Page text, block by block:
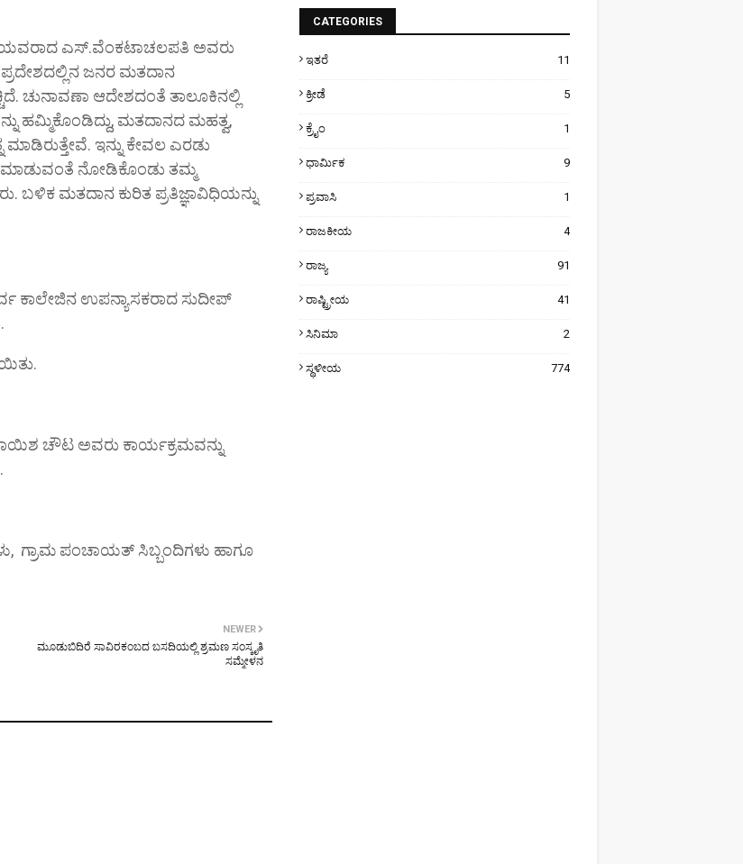
ಎಸ್.‌ವೆಂಕಟಾಚಲಪತಿ ಅವರು
ಜನರ ಮತದಾನ
ಚುನಾವಣಾ ಆದೇಶದಂತೆ ತಾಲೂಕಿನಲ್ಲಿ
ಹಮ್ಮಿಕೊಂಡಿದ್ದು, ಮತದಾನದ ಮಹತ್ವ,
ಇನ್ನು ಕೇವಲ ಎರಡು
ಮಾಡುವಂತೆ ನೋಡಿಕೊಂಡು ತಮ್ಮ
ಬಳಿಕ ಮತದಾನ ಕುರಿತ ಪ್ರತಿಜ್ಞಾವಿಧಿಯನ್ನು
ಕಾಲೇಜಿನ ಉಪನ್ಯಾಸಕರಾದ ಸುದೀಪ್
ಚೌಟ ಅವರು ಕಾರ್ಯಕ್ರಮವನ್ನು‌
ಗ್ರಾಮ‌ ಪಂಚಾಯತ್ ಸಿಬ್ಬಂದಿಗಳು ಹಾಗೂ
NEWER
ಮೂಡುಬಿದಿರೆ ಸಾವಿರಕಂಬದ ಬಸದಿಯಲ್ಲಿ ಶ್ರಮಣ ಸಂಸ್ಕೃತಿ
ಸಮ್ಮೇಳನ
CATEGORIES
ಇತರೆ 11
ಕ್ರೀಡೆ 5
ಕ್ರೈಂ 1
ಧಾರ್ಮಿಕ 9
ಪ್ರವಾಸಿ 1
ರಾಜಕೀಯ 4
ರಾಜ್ಯ 91
ರಾಷ್ಟ್ರೀಯ 41
ಸಿನಿಮಾ 2
ಸ್ಥಳೀಯ 774